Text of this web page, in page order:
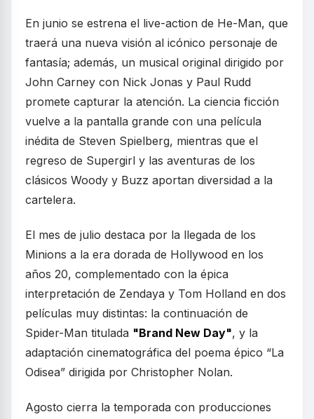
En junio se estrena el live-action de He-Man, que
traerá una nueva visión al icónico personaje de
fantasía; además, un musical original dirigido por
John Carney con Nick Jonas y Paul Rudd
promete capturar la atención. La ciencia ficción
vuelve a la pantalla grande con una película
inédita de Steven Spielberg, mientras que el
regreso de Supergirl y las aventuras de los
clásicos Woody y Buzz aportan diversidad a la
cartelera.
El mes de julio destaca por la llegada de los
Minions a la era dorada de Hollywood en los
años 20, complementado con la épica
interpretación de Zendaya y Tom Holland en dos
películas muy distintas: la continuación de
Spider-Man titulada "Brand New Day", y la
adaptación cinematográfica del poema épico “La
Odisea” dirigida por Christopher Nolan.
Agosto cierra la temporada con producciones